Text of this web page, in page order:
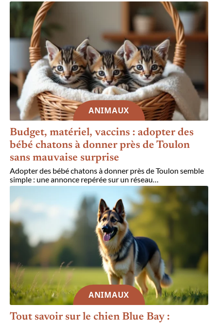
ANIMAUX
Budget, matériel, vaccins : adopter des
bébé chatons à donner près de Toulon
sans mauvaise surprise
Adopter des bébé chatons à donner près de Toulon semble
simple : une annonce repérée sur un réseau
ANIMAUX
Tout savoir sur le chien Blue Bay :